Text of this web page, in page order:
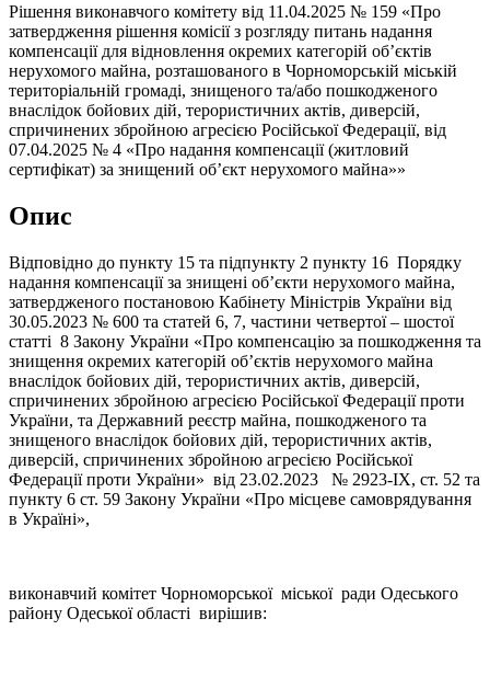
Рішення виконавчого комітету від 11.04.2025 № 159 «Про
затвердження рішення комісії з розгляду питань надання
компенсації для відновлення окремих категорій об’єктів
нерухомого майна, розташованого в Чорноморській міській
територіальній громаді, знищеного та/або пошкодженого
внаслідок бойових дій, терористичних актів, диверсій,
спричинених збройною агресією Російської Федерації, від
07.04.2025 № 4 «Про надання компенсації (житловий
сертифікат) за знищений об’єкт нерухомого майна»»
Опис
Відповідно до пункту 15 та підпункту 2 пункту 16 Порядку
надання компенсації за знищені об’єкти нерухомого майна,
затвердженого постановою Кабінету Міністрів України від
30.05.2023 № 600 та статей 6, 7, частини четвертої – шостої
статті 8 Закону України «Про компенсацію за пошкодження та
знищення окремих категорій об’єктів нерухомого майна
внаслідок бойових дій, терористичних актів, диверсій,
спричинених збройною агресією Російської Федерації проти
України, та Державний реєстр майна, пошкодженого та
знищеного внаслідок бойових дій, терористичних актів,
диверсій, спричинених збройною агресією Російської
Федерації проти України» від 23.02.2023 № 2923-IX, ст. 52 та
пункту 6 ст. 59 Закону України «Про місцеве самоврядування
в Україні»,
виконавчий комітет Чорноморської міської ради Одеського
району Одеської області вирішив: